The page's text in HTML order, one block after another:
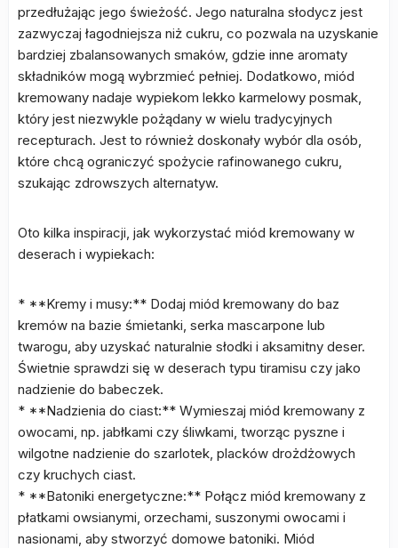
przedłużając jego świeżość. Jego naturalna słodycz jest
zazwyczaj łagodniejsza niż cukru, co pozwala na uzyskanie
bardziej zbalansowanych smaków, gdzie inne aromaty
składników mogą wybrzmieć pełniej. Dodatkowo, miód
kremowany nadaje wypiekom lekko karmelowy posmak,
który jest niezwykle pożądany w wielu tradycyjnych
recepturach. Jest to również doskonały wybór dla osób,
które chcą ograniczyć spożycie rafinowanego cukru,
szukając zdrowszych alternatyw.
Oto kilka inspiracji, jak wykorzystać miód kremowany w
deserach i wypiekach:
* **Kremy i musy:** Dodaj miód kremowany do baz
kremów na bazie śmietanki, serka mascarpone lub
twarogu, aby uzyskać naturalnie słodki i aksamitny deser.
Świetnie sprawdzi się w deserach typu tiramisu czy jako
nadzienie do babeczek.
* **Nadzienia do ciast:** Wymieszaj miód kremowany z
owocami, np. jabłkami czy śliwkami, tworząc pyszne i
wilgotne nadzienie do szarlotek, placków drożdżowych
czy kruchych ciast.
* **Batoniki energetyczne:** Połącz miód kremowany z
płatkami owsianymi, orzechami, suszonymi owocami i
nasionami, aby stworzyć domowe batoniki. Miód